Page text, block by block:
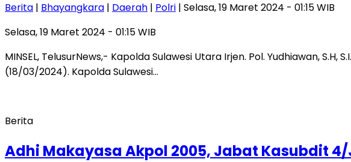
Berita | Bhayangkara | Daerah | Polri | Selasa, 19 Maret 2024 - 01:15 WIB
Selasa, 19 Maret 2024 - 01:15 WIB
MINSEL, TelusurNews,- Kapolda Sulawesi Utara Irjen. Pol. Yudhiawan,
(18/03/2024). Kapolda Sulawesi…
Berita
Adhi Makayasa Akpol 2005, Jabat Kasubdit